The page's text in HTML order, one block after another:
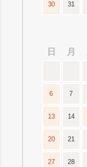
30 31
日
月
6 7
13 14
20 21
27 28